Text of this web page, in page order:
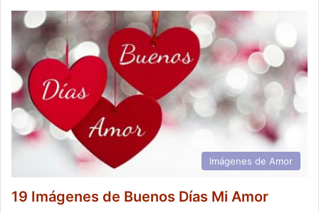
Imágenes de Amor
19 Imágenes de Buenos Días Mi Amor